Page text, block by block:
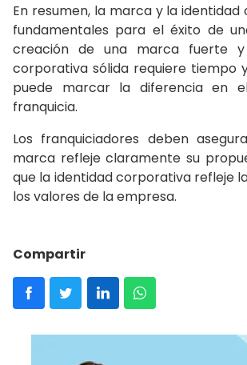
En resumen, la marca y la
fundamentales para el éxito de
creación de una marca fuerte y
corporativa sólida requiere tiempo
puede marcar la diferencia en
franquicia.
Los franquiciadores deben
marca refleje claramente su
que la identidad corporativa refleje
los valores de la empresa.
Compartir